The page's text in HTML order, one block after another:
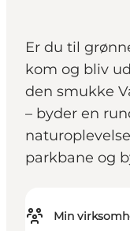
Er du til
kom og bliv
den smukke
– byder en
parkbane og
Min